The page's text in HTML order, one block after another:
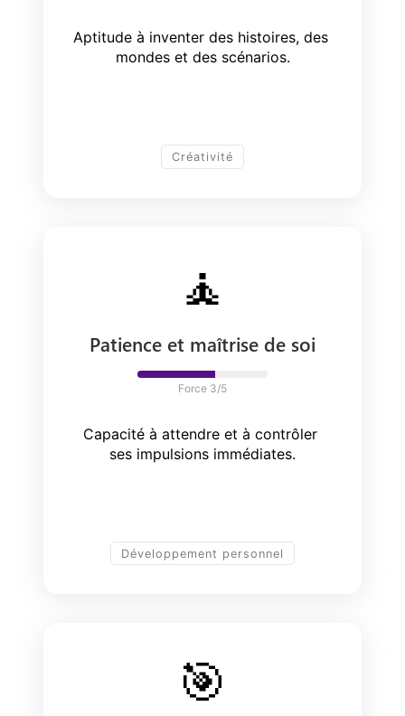
Aptitude à inventer des histoires, des
mondes et des scénarios.
Créativité
🧘
Patience et maîtrise de soi
Force 3/5
Capacité à attendre et à contrôler
ses impulsions immédiates.
Développement personnel
🎯